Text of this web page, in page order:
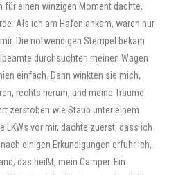
für einen winzigen Moment dachte,
Als ich am Hafen ankam, waren nur
Die notwendigen Stempel bekam
durchsuchten meinen Wagen
einfach. Dann winkten sie mich,
rechts herum, und meine Träume
zerstoben wie Staub unter einem
LKWs vor mir, dachte zuerst, dass ich
einigen Erkundigungen erfuhr ich,
das heißt, mein Camper. Ein